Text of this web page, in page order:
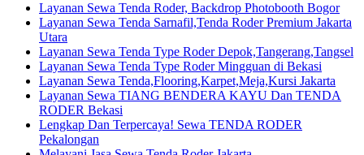
Layanan Sewa Tenda Roder, Backdrop Photobooth Bogor
Layanan Sewa Tenda Sarnafil,Tenda Roder Premium Jakarta
Utara
Layanan Sewa Tenda Type Roder Depok,Tangerang,Tangsel
Layanan Sewa Tenda Type Roder Mingguan di Bekasi
Layanan Sewa Tenda,Flooring,Karpet,Meja,Kursi Jakarta
Layanan Sewa TIANG BENDERA KAYU Dan TENDA
RODER Bekasi
Lengkap Dan Terpercaya! Sewa TENDA RODER
Pekalongan